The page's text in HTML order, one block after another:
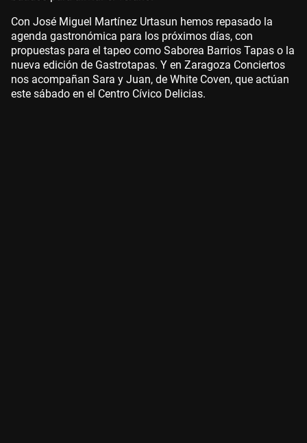
Con José Miguel Martínez Urtasun hemos repasado la
agenda gastronómica para los próximos días, con
propuestas para el tapeo como Saborea Barrios Tapas o la
nueva edición de Gastrotapas. Y en Zaragoza Conciertos
nos acompañan Sara y Juan, de White Coven, que actúan
este sábado en el Centro Cívico Delicias.